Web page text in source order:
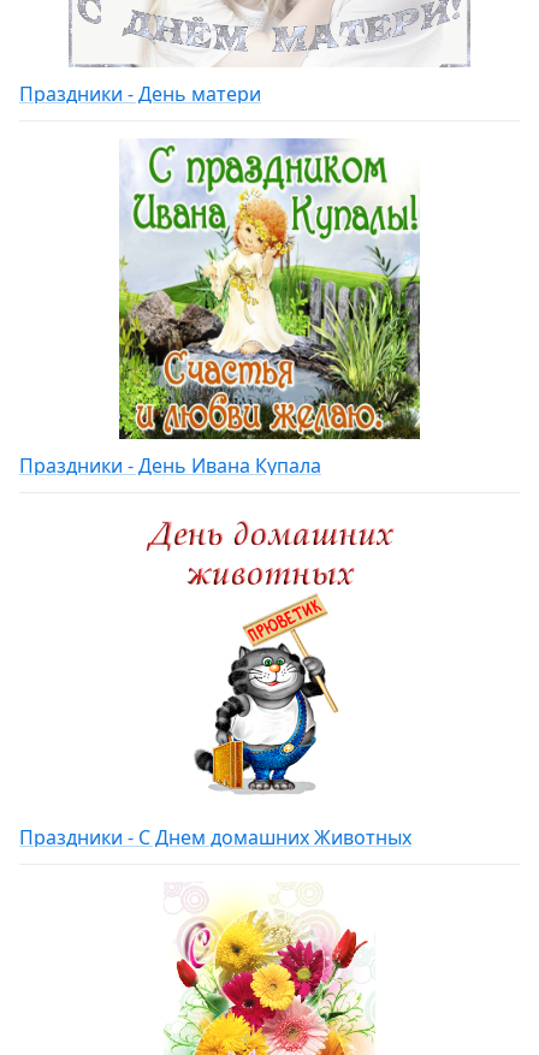
Праздники - День матери
Праздники - День Ивана Купала
Праздники - С Днем домашних Животных